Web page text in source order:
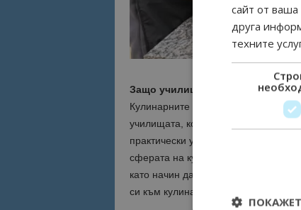
Защо училищата проявяват
Кулинарните лагери за ученици в
училищата, които искат да
практически умения в реална
сферата на кулинарията,
като начин да разширят обхвата на
си към кулинарното изкуство.
сайт от
друга
техните